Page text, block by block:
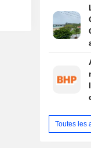
Toutes les